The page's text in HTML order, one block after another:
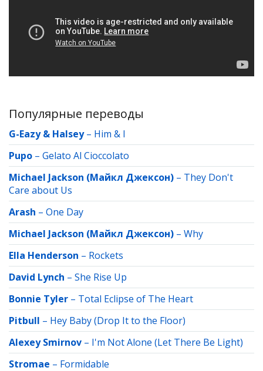
Популярные переводы
G-Eazy & Halsey– Him & I
Pupo – Gelato Al Cioccolato
Michael Jackson (Майкл Джексон) – They Don't
Care about Us
Arash – One Day
Michael Jackson (Майкл Джексон) – Why
Ella Henderson – Rockets
David Lynch – She Rise Up
Bonnie Tyler – Total Eclipse of The Heart
Pitbull – Hey Baby (Drop It to the Floor)
Alexey Smirnov – I'm Not Alone (Let There Be Light)
Stromae – Formidable